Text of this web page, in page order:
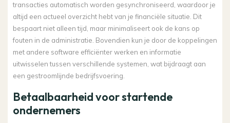
transacties automatisch worden gesynchroniseerd, waardoor je
altijd een actueel overzicht hebt van je financiële situatie. Dit
bespaart niet alleen tijd, maar minimaliseert ook de kans op
fouten in de administratie. Bovendien kun je door de koppelingen
met andere software efficiënter werken en informatie
uitwisselen tussen verschillende systemen, wat bijdraagt aan
een gestroomlijnde bedrijfsvoering.
Betaalbaarheid voor startende
ondernemers